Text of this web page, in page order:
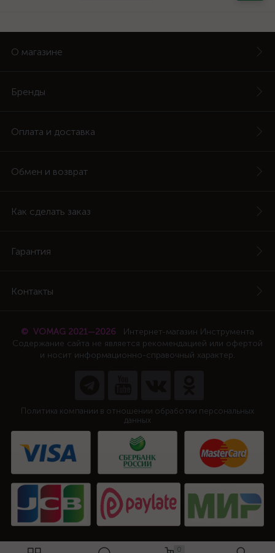
0
О магазине
Бренды
Оплата и доставка
Обмен и возврат
Как сделать заказ
Гарантия
Контакты
© VOMAG 2021—2026
Интернет-магазин Инструмента
Содержание сайта не является рекомендацией или офертой
и носит информационно-справочный характер.
Политика компании в отношении обработки персональных
данных